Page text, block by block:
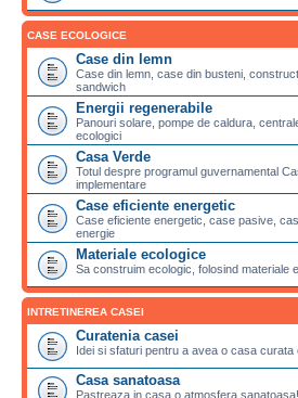
CASE ECOLOGICE
Case din lemn
Case din lemn, case din busteni,
sandwich
Energii regenerabile
Panouri solare, pompe de caldura,
ecologici
Casa Verde
Totul despre programul guvernamental
implementare
Case eficiente energetic
Case eficiente energetic, case pasive,
energie
Materiale ecologice
Sa construim ecologic, folosind materiale
INTRETINEREA CASEI
Curatenia casei
Idei si sfaturi pentru a avea o casa curata
Casa sanatoasa
Pastreaza in casa o atmosfera sanatoasa!